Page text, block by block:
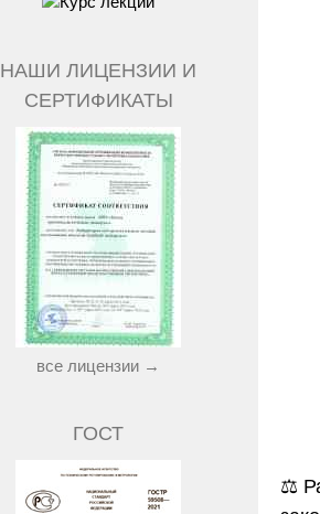
⚖️
НАШИ ЛИЦЕНЗИИ И
СЕРТИФИКАТЫ
все лицензии →
ГОСТ